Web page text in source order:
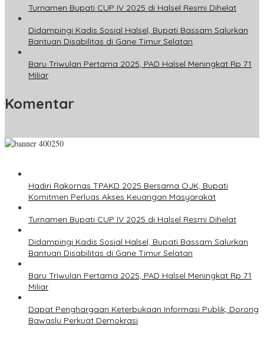
Turnamen Bupati CUP IV 2025 di Halsel Resmi Dihelat
Didampingi Kadis Sosial Halsel, Bupati Bassam Salurkan
Bantuan Disabilitas di Gane Timur Selatan
Baru Triwulan Pertama 2025, PAD Halsel Meningkat Rp 71
Miliar
Komentar
Hadiri Rakornas TPAKD 2025 Bersama OJK, Bupati
Komitmen Perluas Akses Keuangan Masyarakat
Turnamen Bupati CUP IV 2025 di Halsel Resmi Dihelat
Didampingi Kadis Sosial Halsel, Bupati Bassam Salurkan
Bantuan Disabilitas di Gane Timur Selatan
Baru Triwulan Pertama 2025, PAD Halsel Meningkat Rp 71
Miliar
Dapat Penghargaan Keterbukaan Informasi Publik, Dorong
Bawaslu Perkuat Demokrasi